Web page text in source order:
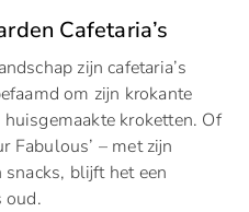
Cafetaria’s
zijn cafetaria’s
om zijn krokante
kroketten. Of
Fabulous’ – met zijn
snacks, blijft het een
oud.